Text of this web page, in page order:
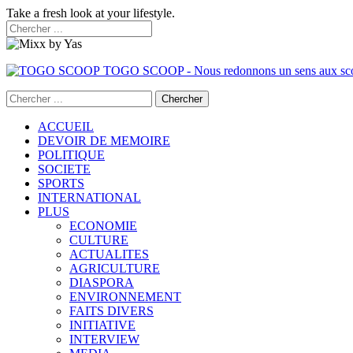
Take a fresh look at your lifestyle.
TOGO SCOOP - Nous redonnons un sens aux
ACCUEIL
DEVOIR DE MEMOIRE
POLITIQUE
SOCIETE
SPORTS
INTERNATIONAL
PLUS
ECONOMIE
CULTURE
ACTUALITES
AGRICULTURE
DIASPORA
ENVIRONNEMENT
FAITS DIVERS
INITIATIVE
INTERVIEW